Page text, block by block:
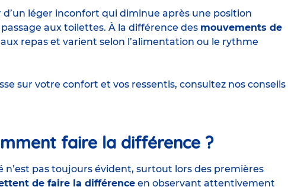
léger inconfort qui diminue après une position
aux toilettes. À la différence des mouvements de
repas et varient selon l’alimentation ou le rythme
sur votre confort et vos ressentis, consultez nos conseils
faire la différence ?
pas toujours évident, surtout lors des premières
de faire la différence en observant attentivement